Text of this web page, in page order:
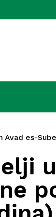
Avad es-